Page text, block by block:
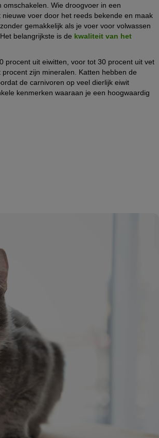
Wie droogvoer in een
voer door het reeds bekende en maak
gemakkelijk als je voer voor volwassen
belangrijkste is de kwaliteit van het
procent uit eiwitten, voor tot 30 procent uit vet
zijn mineralen. Katten hebben de
de carnivoren op veel dierlijk eiwit
kenmerken waaraan je een hoogwaardig